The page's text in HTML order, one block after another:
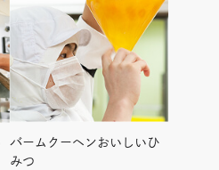
バームクーヘンおいしいひ
みつ